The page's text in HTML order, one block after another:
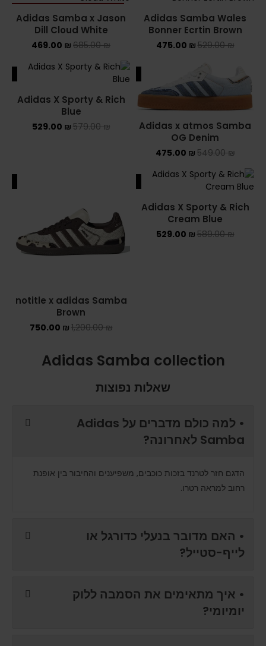
Adidas Samba Wales
Bonner Ecrtin Brown
529.00₪
475.00 ₪
Adidas Samba x Jason
Dill Cloud White
685.00₪
469.00 ₪
SALE
Adidas x atmos Samba
OG Denim
549.00₪
475.00 ₪
Adidas X Sporty & Rich
Blue
579.00₪
529.00 ₪
Adidas X Sporty & Rich
Cream Blue
589.00₪
529.00 ₪
notitle x adidas Samba
Brown
1,200.00₪
750.00 ₪
Adidas Samba collection
שאלות נפוצות
• למה כולם מדברים על Adidas
Samba לאחרונה?
הדגם חזר לטרנד בזכות כוכבים, משפיענים והחיבור בין אופנת
רחוב למראה רטרו.
• האם מדובר בנעלי כדורגל או
לייף-סטייל?
• איך מתאימים את הסמבה ללוק
יומיומי?